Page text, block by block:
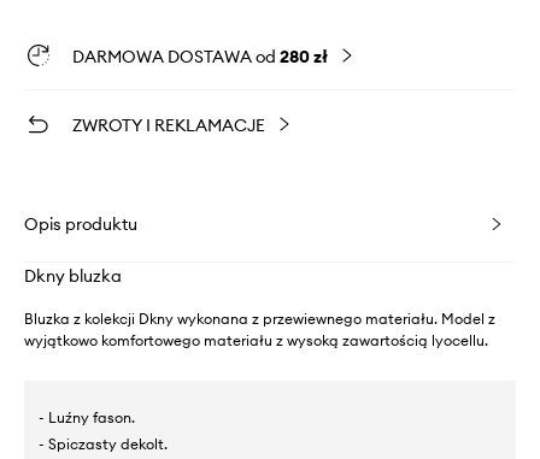
DARMOWA DOSTAWA od 280 zł
ZWROTY I REKLAMACJE
Opis produktu
Dkny bluzka
Bluzka z kolekcji Dkny wykonana z przewiewnego materiału. Model z
wyjątkowo komfortowego materiału z wysoką zawartością lyocellu.
- Luźny fason.
- Spiczasty dekolt.